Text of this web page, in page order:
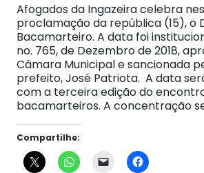
Afogados da Ingazeira celebra
proclamação da república (15), o
Bacamarteiro. A data foi
no. 765, de Dezembro de 2018,
Câmara Municipal e sancionada
prefeito, José Patriota. A data
com a terceira edição do
bacamarteiros. A concentração
Compartilhe: